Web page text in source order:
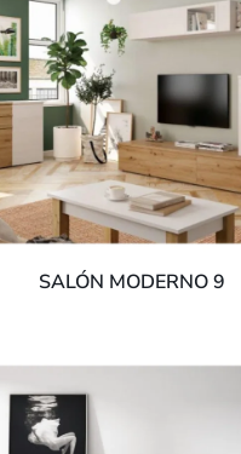
SALÓN MODERNO 9